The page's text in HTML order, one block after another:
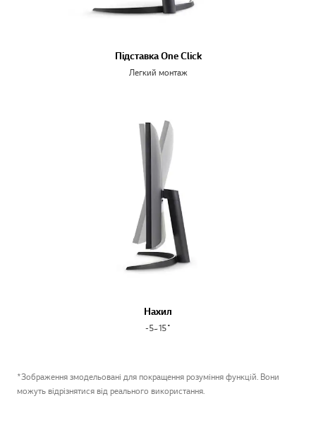
Підставка One Click
Легкий монтаж
Нахил
-5~15˚
*Зображення змодельовані для покращення розуміння функцій. Вони
можуть відрізнятися від реального використання.